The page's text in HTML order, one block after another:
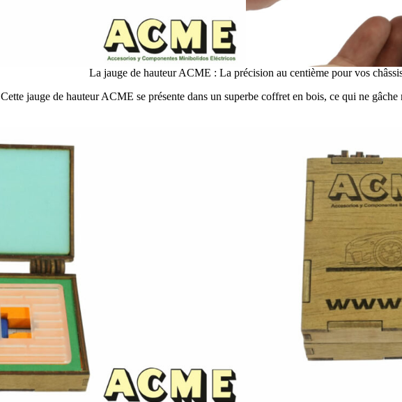
La jauge de hauteur ACME : La précision au centième pour vos
Cette jauge de hauteur ACME se présente dans un superbe coffret en bois, ce qui ne